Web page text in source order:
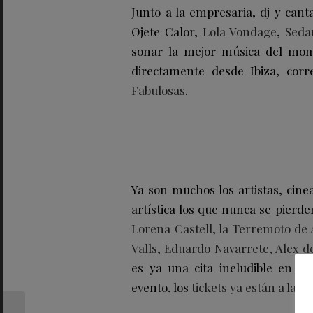
Junto a la empresaria, dj y
Ojete Calor, Lola Vondage,
sonar la mejor música del
directamente desde Ibiza,
Fabulosas.
Ya son muchos los artistas,
artística los que nunca se
Lorena Castell, la Terremoto de
Valls, Eduardo Navarrete, Alex
es ya una cita ineludible en
evento, los tickets ya están a la